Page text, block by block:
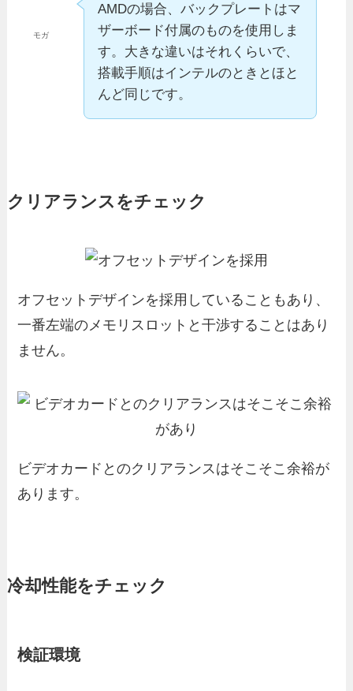
モガ
AMDの場合、バックプレートはマ
ザーボード付属のものを使用しま
す。大きな違いはそれくらいで、
搭載手順はインテルのときとほと
んど同じです。
クリアランスをチェック
オフセットデザインを採用していることもあり、
一番左端のメモリスロットと干渉することはあり
ません。
ビデオカードとのクリアランスはそこそこ余裕が
あります。
冷却性能をチェック
検証環境